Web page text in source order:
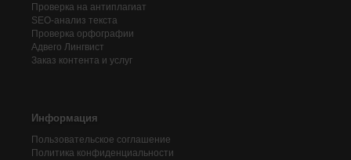
Проверка на антиплагиат
SEO-анализ текста
Проверка орфографии
Адвего Лингвист
Заказ контента и услуг
Информация
Пользовательское соглашение
Политика конфиденциальности